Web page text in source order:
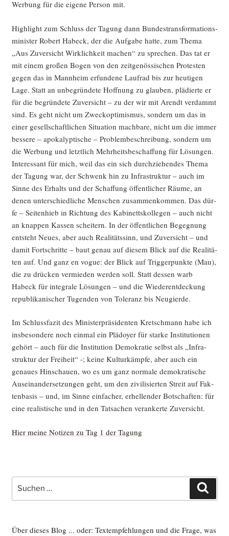
Wer­bung für die eige­ne Per­son mit.
High­light zum Schluss der Tagung dann Bun­des­trans­for­ma­ti­ons­
mi­nis­ter Robert Habeck, der die Auf­ga­be hat­te, zum The­ma
„Aus Zuver­sicht Wirk­lich­keit machen“ zu spre­chen. Das tat er
mit einem gro­ßen Bogen von den zeit­ge­nös­si­schen Pro­tes­ten
gegen das in Mann­heim erfun­de­ne Lauf­rad bis zur heu­ti­gen
Lage. Statt an unbe­grün­de­te Hoff­nung zu glau­ben, plä­dier­te er
für die begrün­de­te Zuver­sicht – zu der wir mit Are­ndt ver­dammt
sind. Es geht nicht um Zweck­op­ti­mis­mus, son­dern um das in
einer gesell­schaft­li­chen Situa­ti­on mach­ba­re, nicht um die immer
bes­se­re – apo­ka­lyp­ti­sche – Pro­blem­be­schrei­bung, son­dern um
die Wer­bung und letzt­lich Mehr­heits­be­schaf­fung für Lösun­gen.
Inter­es­sant für mich, weil das ein sich durch­zie­hen­des The­ma
der Tagung war, der Schwenk hin zu Infra­struk­tur – auch im
Sin­ne des Erhalts und der Schaf­fung öffent­li­cher Räu­me, an
denen unter­schied­li­che Men­schen zusam­men­kom­men. Das dür­
fe – Sei­ten­hieb in Rich­tung des Kabi­netts­kol­le­gen – auch nicht
an knap­pen Kas­sen schei­tern. In der öffent­li­chen Begeg­nung
ent­steht Neu­es, aber auch Rea­li­täts­sinn, und Zuver­sicht – und
damit Fort­schrit­te – baut genau auf die­sem Blick auf die Rea­li­tä­
ten auf. Und ganz en vogue: der Blick auf Trig­ger­punk­te (Mau),
die zu drü­cken ver­mie­den wer­den soll. Statt des­sen warb
Habeck für inte­gra­le Lösun­gen – und die Wie­der­ent­de­ckung
repu­bli­ka­ni­scher Tugen­den von Tole­ranz bis Neugierde.
Im Schluss­fa­zit des Minis­ter­prä­si­den­ten Kret­sch­mann habe ich
ins­be­son­de­re noch ein­mal ein Plä­doy­er für star­ke Insti­tu­tio­nen
gehört – auch für die Insti­tu­ti­on Demo­kra­tie selbst als „Infra­
struk­tur der Frei­heit“ -; kei­ne Kul­tur­kämp­fe, aber auch ein
genau­es Hin­schau­en, wo es um ganz nor­ma­le demo­kra­ti­sche
Aus­ein­an­der­set­zun­gen geht, um den zivi­li­sier­ten Streit auf Fak­
ten­ba­sis – und, im Sin­ne ein­fa­cher, erhel­len­der Bot­schaf­ten: für
eine rea­lis­ti­sche und in den Tat­sa­chen ver­an­ker­te Zuversicht.
Hier mei­ne Noti­zen zu Tag 1 der Tagung
Suche
nach:
Über dieses Blog ... oder: Textempfehlungen und die Frage, was